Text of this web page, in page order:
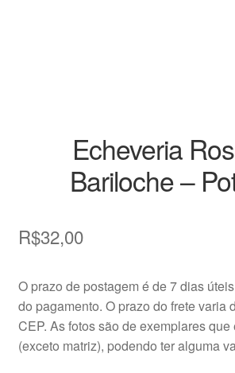
Placas de Identificação
Raras
Echeveria
Bariloche –
R$32,00
O prazo de postagem é de 7 dias
do pagamento. O prazo do frete varia
CEP. As fotos são de exemplares
(exceto matriz), podendo ter alguma